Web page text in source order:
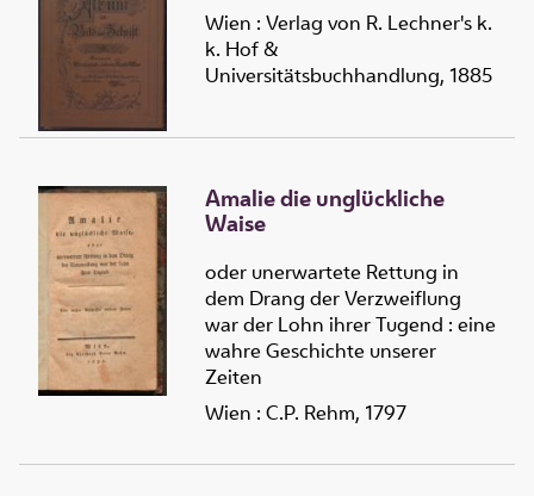
Wien : Verlag von R. Lechner's k.
k. Hof &
Universitätsbuchhandlung, 1885
Amalie die unglückliche
Waise
oder unerwartete Rettung in
dem Drang der Verzweiflung
war der Lohn ihrer Tugend : eine
wahre Geschichte unserer
Zeiten
Wien : C.P. Rehm, 1797